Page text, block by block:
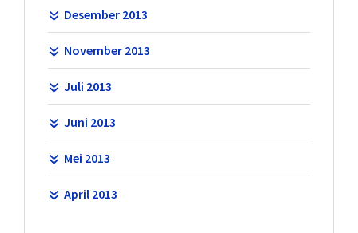
Desember 2013
November 2013
Juli 2013
Juni 2013
Mei 2013
April 2013